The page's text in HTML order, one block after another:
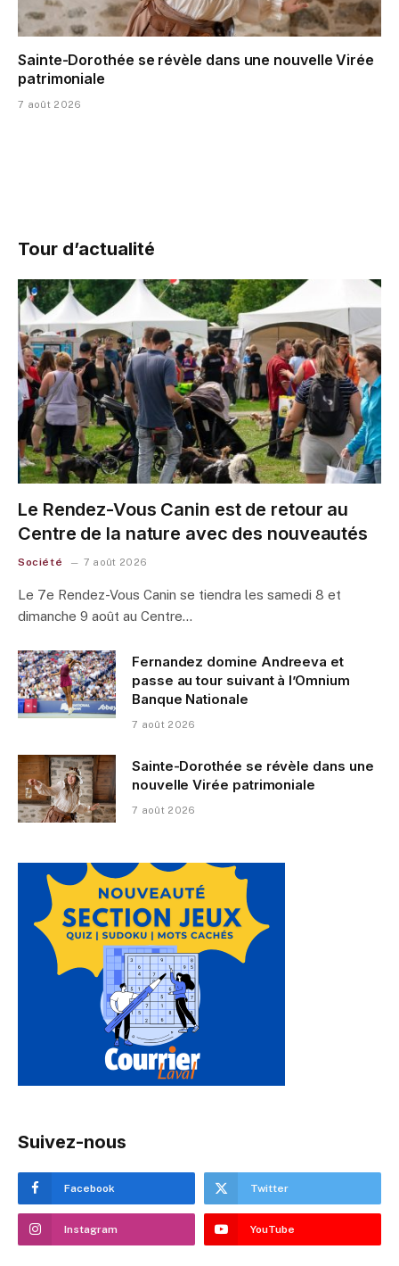
Sainte-Dorothée se révèle dans une nouvelle Virée
patrimoniale
7 août 2026
Tour d’actualité
Le Rendez-Vous Canin est de retour au
Centre de la nature avec des nouveautés
Société 7 août 2026
Le 7e Rendez-Vous Canin se tiendra les samedi 8 et
dimanche 9 août au Centre…
Fernandez domine Andreeva et
passe au tour suivant à l’Omnium
Banque Nationale
7 août 2026
Sainte-Dorothée se révèle dans une
nouvelle Virée patrimoniale
7 août 2026
Suivez-nous
Facebook Twitter
Instagram YouTube